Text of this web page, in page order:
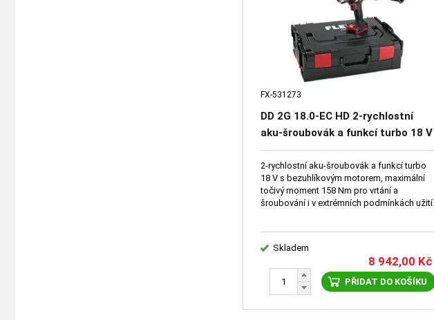
FX-531273
DD 2G 18.0-EC HD 2-rychlostní
aku-šroubovák a funkcí turbo 18 V
2-rychlostní aku-šroubovák a funkcí turbo
18 V s bezuhlíkovým motorem, maximální
točivý moment 158 Nm pro vrtání a
šroubování i v extrémních podmínkách užití.
Skladem
8 942,00 Kč
PŘIDAT DO KOŠÍKU